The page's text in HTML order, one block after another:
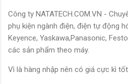
Công ty NATATECH.COM.VN -
phụ kiện ngành điện, điện tự động
Keyence, Yaskawa,Panasonic,
các sản phẩm theo máy.
Vì là hàng nhập nên có giá cực kì